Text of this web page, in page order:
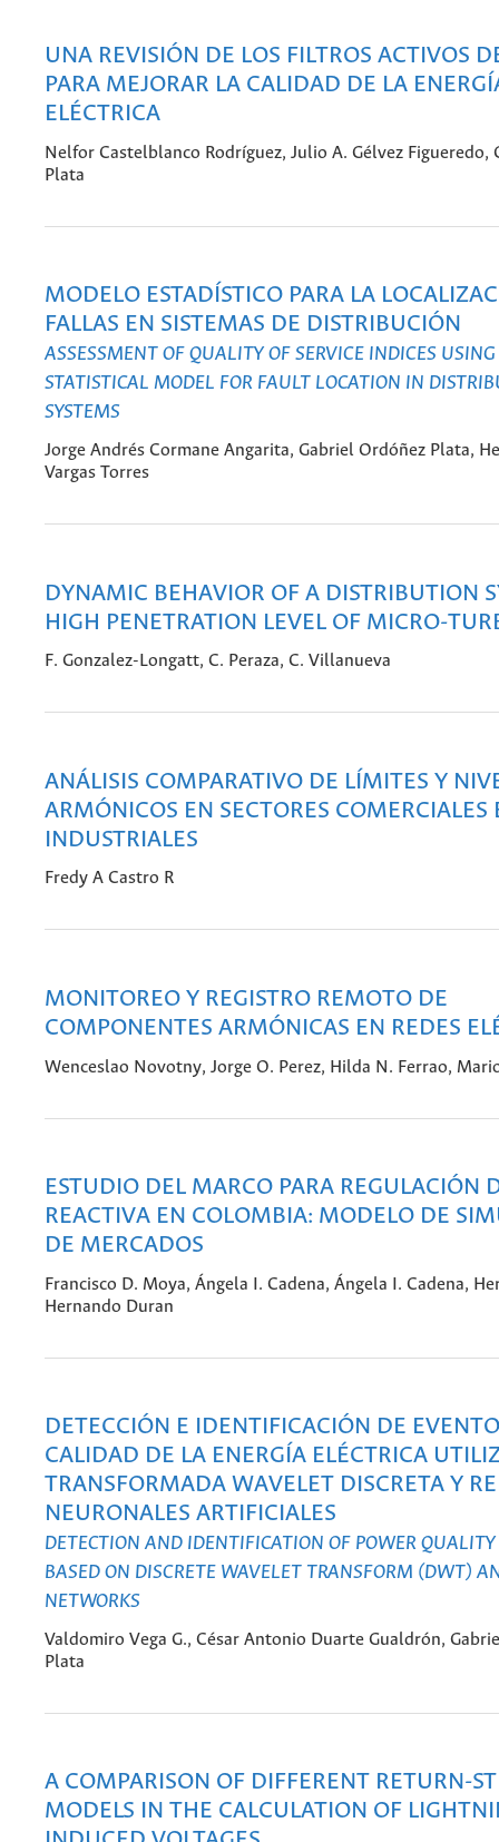
UNA REVISIÓN DE LOS FILTROS ACTIVOS
PARA MEJORAR LA CALIDAD DE LA
ELÉCTRICA
Nelfor Castelblanco Rodríguez, Julio A. Gélvez Figueredo,
Plata
MODELO ESTADÍSTICO PARA LA
FALLAS EN SISTEMAS DE DISTRIBUCIÓN
ASSESSMENT OF QUALITY OF SERVICE INDICES
STATISTICAL MODEL FOR FAULT LOCATION IN
SYSTEMS
Jorge Andrés Cormane Angarita, Gabriel Ordóñez Plata,
Vargas Torres
DYNAMIC BEHAVIOR OF A DISTRIBUTION
HIGH PENETRATION LEVEL OF MICRO-
F. Gonzalez-Longatt, C. Peraza, C. Villanueva
ANÁLISIS COMPARATIVO DE LÍMITES Y
ARMÓNICOS EN SECTORES COMERCIALES
INDUSTRIALES
Fredy A Castro R
MONITOREO Y REGISTRO REMOTO DE
COMPONENTES ARMÓNICAS EN REDES
Wenceslao Novotny, Jorge O. Perez, Hilda N. Ferrao,
ESTUDIO DEL MARCO PARA REGULACIÓN
REACTIVA EN COLOMBIA: MODELO DE
DE MERCADOS
Francisco D. Moya, Ángela I. Cadena, Ángela I. Cadena,
Hernando Duran
DETECCIÓN E IDENTIFICACIÓN DE
CALIDAD DE LA ENERGÍA ELÉCTRICA
TRANSFORMADA WAVELET DISCRETA Y
NEURONALES ARTIFICIALES
DETECTION AND IDENTIFICATION OF POWER
BASED ON DISCRETE WAVELET TRANSFORM (DWT)
NETWORKS
Valdomiro Vega G., César Antonio Duarte Gualdrón,
Plata
A COMPARISON OF DIFFERENT RETURN-
MODELS IN THE CALCULATION OF